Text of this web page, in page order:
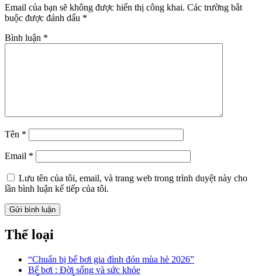
Email của bạn sẽ không được hiển thị công khai. Các trường bắt
buộc được đánh dấu *
Bình luận *
Tên *
Email *
Lưu tên của tôi, email, và trang web trong trình duyệt này cho
lần bình luận kế tiếp của tôi.
Thể loại
“Chuẩn bị bể bơi gia đình đón mùa hè 2026”
Bể bơi : Đời sống và sức khỏe